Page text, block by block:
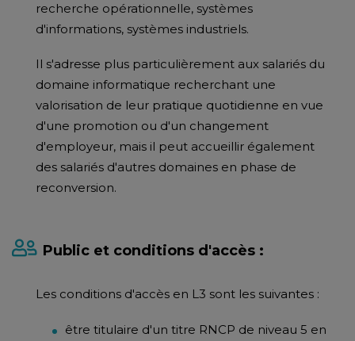
recherche opérationnelle, systèmes
d'informations, systèmes industriels.
Il s'adresse plus particulièrement aux salariés du
domaine informatique recherchant une
valorisation de leur pratique quotidienne en vue
d'une promotion ou d'un changement
d'employeur, mais il peut accueillir également
des salariés d'autres domaines en phase de
reconversion.
Public et conditions d'accès :
Les conditions d'accès en L3 sont les suivantes :
être titulaire d'un titre RNCP de niveau 5 en